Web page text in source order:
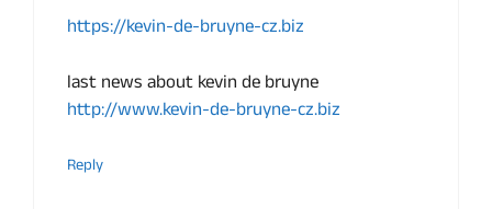
https://kevin-de-bruyne-cz.biz
last news about kevin de bruyne
http://www.kevin-de-bruyne-cz.biz
Reply